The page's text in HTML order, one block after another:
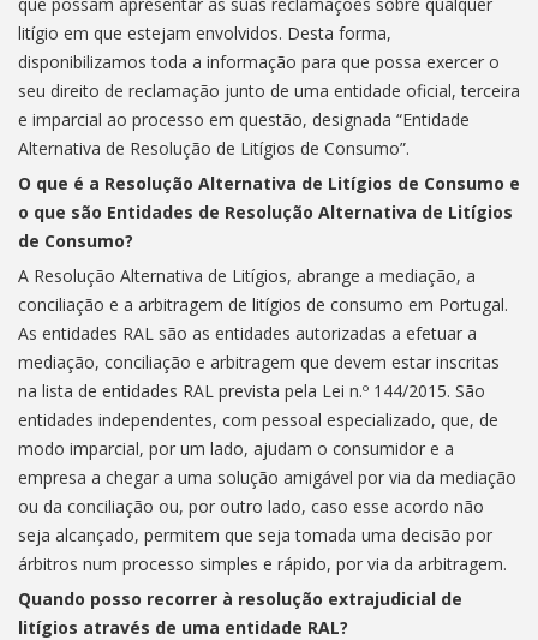
litígio em que estejam envolvidos. Desta forma,
disponibilizamos toda a informação para que possa exercer o
seu direito de reclamação junto de uma entidade oficial, terceira
e imparcial ao processo em questão, designada “Entidade
Alternativa de Resolução de Litígios de Consumo”.
O que é a Resolução Alternativa de Litígios de Consumo e
o que são Entidades de Resolução Alternativa de Litígios
de Consumo?
A Resolução Alternativa de Litígios, abrange a mediação, a
conciliação e a arbitragem de litígios de consumo em Portugal.
As entidades RAL são as entidades autorizadas a efetuar a
mediação, conciliação e arbitragem que devem estar inscritas
na lista de entidades RAL prevista pela Lei n.º 144/2015. São
entidades independentes, com pessoal especializado, que, de
modo imparcial, por um lado, ajudam o consumidor e a
empresa a chegar a uma solução amigável por via da mediação
ou da conciliação ou, por outro lado, caso esse acordo não
seja alcançado, permitem que seja tomada uma decisão por
árbitros num processo simples e rápido, por via da arbitragem.
Quando posso recorrer à resolução extrajudicial de
litígios através de uma entidade RAL?